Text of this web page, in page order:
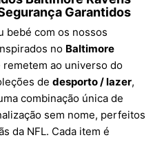
Garantidos
bebé com os nossos
no Baltimore
remetem ao universo do
de desporto / lazer,
combinação única de
sem nome, perfeitos
da NFL. Cada item é